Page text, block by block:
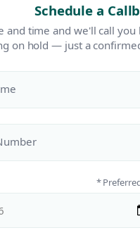
Schedule a
and time and we'll call you
on hold — just a
*
*